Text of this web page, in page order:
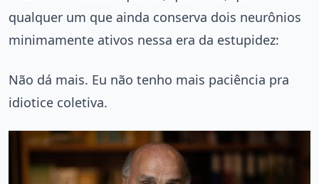
qualquer um que ainda conserva dois neurônios
minimamente ativos nessa era da estupidez:
Não dá mais. Eu não tenho mais paciência pra
idiotice coletiva.